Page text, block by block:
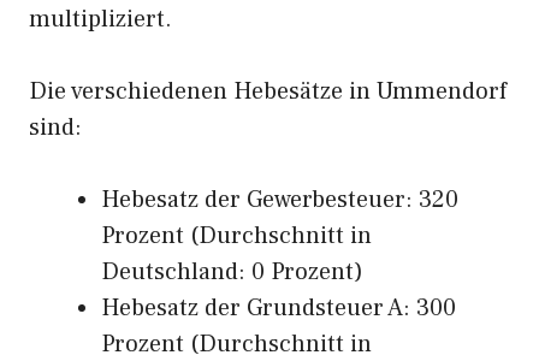
multipliziert.
Die verschiedenen Hebesätze in Ummendorf
sind:
Hebesatz der Gewerbesteuer: 320
Prozent (Durchschnitt in
Deutschland: 0 Prozent)
Hebesatz der Grundsteuer A: 300
Prozent (Durchschnitt in